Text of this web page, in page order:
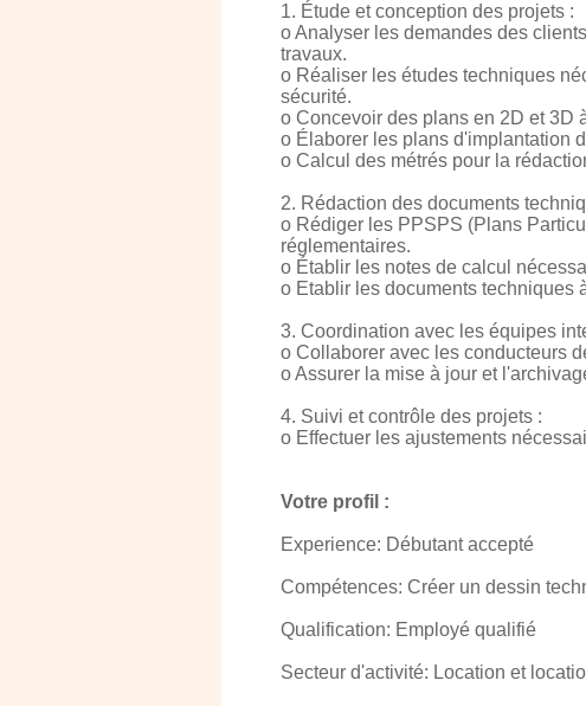
1. Étude et conception des projets :
o Analyser les demandes des
travaux.
o Réaliser les études techniques
sécurité.
o Concevoir des plans en 2D et 3D
o Élaborer les plans d'implantation
o Calcul des métrés pour la
2. Rédaction des documents
o Rédiger les PPSPS (Plans
réglementaires.
o Établir les notes de calcul
o Etablir les documents techniques
3. Coordination avec les équipes
o Collaborer avec les conducteurs
o Assurer la mise à jour et
4. Suivi et contrôle des projets :
o Effectuer les ajustements
Votre profil :
Experience: Débutant accepté
Compétences: Créer un dessin
Qualification: Employé qualifié
Secteur d'activité: Location et